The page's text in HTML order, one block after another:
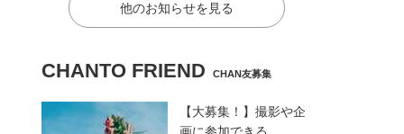
他のお知らせを見る
CHANTO FRIEND CHAN友募集
【大募集！】撮影や企